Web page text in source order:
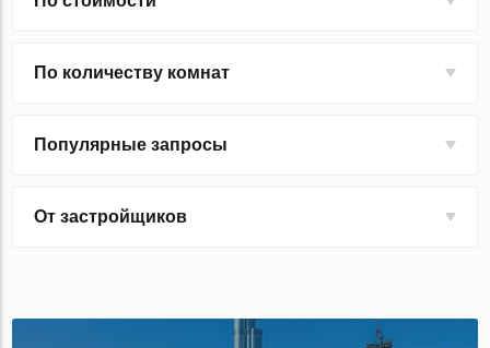
По количеству комнат
Популярные запросы
От застройщиков